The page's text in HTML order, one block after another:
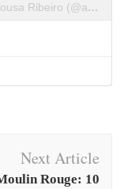
Uma publicação partilhada por Susana Sousa Ribeiro (@a.cachopa)
Next Article
Rouge: 10